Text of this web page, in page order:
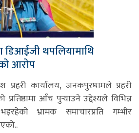
डिआईजी थपलियामाथि
आरोप
प्रहरी कार्यालय, जनकपुरधामले प्रहरी
आँच पुर्‍याउने उद्देश्यले विभिन्न
भ्रामक समाचारप्रति गम्भीर